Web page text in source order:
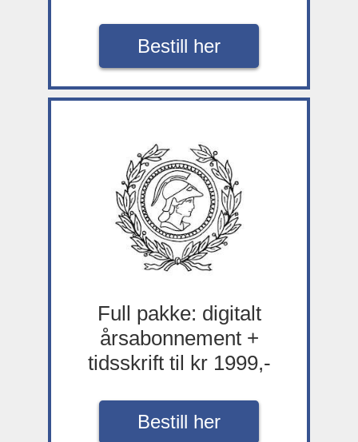
Bestill her
Full pakke: digitalt
årsabonnement +
tidsskrift til kr 1999,-
Bestill her